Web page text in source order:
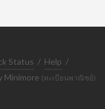
Status / Help /
Minimore (ทะเบียนพาณิชย์)